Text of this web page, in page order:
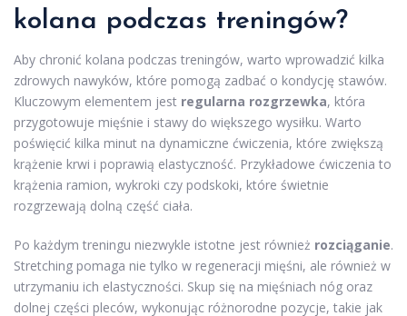
kolana podczas treningów?
Aby chronić kolana podczas treningów, warto wprowadzić kilka
zdrowych nawyków, które pomogą zadbać o kondycję stawów.
Kluczowym elementem jest regularna rozgrzewka, która
przygotowuje mięśnie i stawy do większego wysiłku. Warto
poświęcić kilka minut na dynamiczne ćwiczenia, które zwiększą
krążenie krwi i poprawią elastyczność. Przykładowe ćwiczenia to
krążenia ramion, wykroki czy podskoki, które świetnie
rozgrzewają dolną część ciała.
Po każdym treningu niezwykle istotne jest również rozciąganie.
Stretching pomaga nie tylko w regeneracji mięśni, ale również w
utrzymaniu ich elastyczności. Skup się na mięśniach nóg oraz
dolnej części pleców, wykonując różnorodne pozycje, takie jak